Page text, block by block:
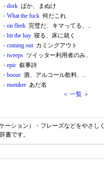
dork ばか、まぬけ
What the fuck 何だこれ
on fleek 完璧だ、キマってる、..
hit the hay 寝る、床に就く
coming outカミングアウト
tweeps ツイッター利用者のみ..
epic 叙事詩
booze 酒、アルコール飲料、..
moniker あだ名
＜ 一覧 ＞
ーション）・フレーズなどをやさしく
書です。